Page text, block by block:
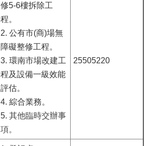
修5-6樓拆除工
程。
2. 公有市(商)場無
障礙整修工程。
3. 環南市場改建工
程及設備一級效能
評估。
4. 綜合業務。
5. 其他臨時交辦事
項。
25505220